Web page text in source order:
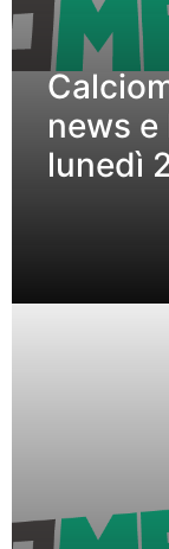
news
lunedì